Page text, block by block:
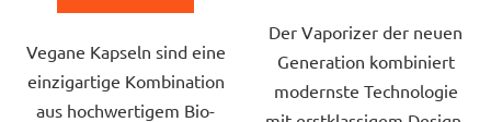
Sternen.
Vegane Kapseln sind eine
einzigartige Kombination
aus hochwertigem Bio-
Der Vaporizer der neuen
Generation kombiniert
modernste Technologie